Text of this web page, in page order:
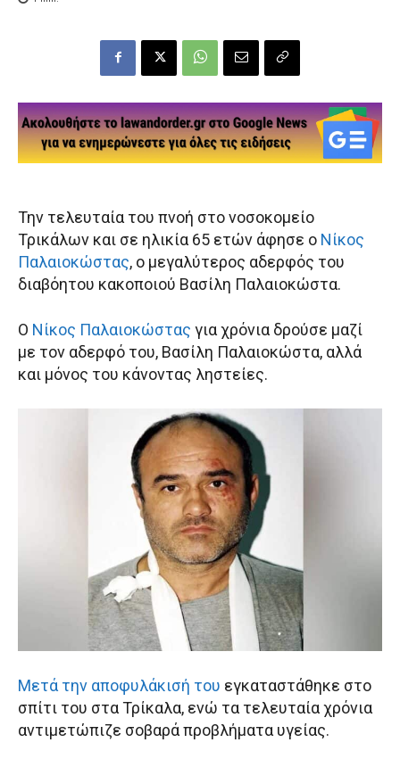
Την τελευταία του πνοή στο νοσοκομείο
Τρικάλων και σε ηλικία 65 ετών άφησε ο Νίκος
Παλαιοκώστας, ο μεγαλύτερος αδερφός του
διαβόητου κακοποιού Βασίλη Παλαιοκώστα.
Ο Νίκος Παλαιοκώστας για χρόνια δρούσε μαζί
με τον αδερφό του, Βασίλη Παλαιοκώστα, αλλά
και μόνος του κάνοντας ληστείες.
Μετά την αποφυλάκισή του εγκαταστάθηκε στο
σπίτι του στα Τρίκαλα, ενώ τα τελευταία χρόνια
αντιμετώπιζε σοβαρά προβλήματα υγείας.